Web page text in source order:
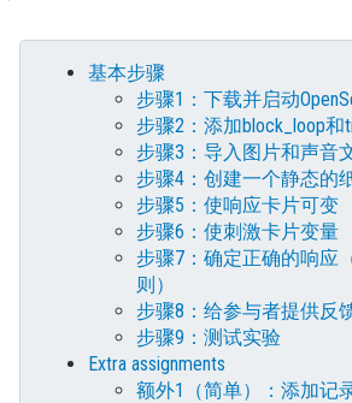
基本步骤
步骤1：下载并启动
步骤2：添加block_loop和
步骤3：导入图片和声音
步骤4：创建一个静态的
步骤5：使响应卡片可变
步骤6：使刺激卡片变量
步骤7：确定正确的响应
则）
步骤8：给参与者提供反
步骤9：测试实验
Extra assignments
额外1（简单）：添加记